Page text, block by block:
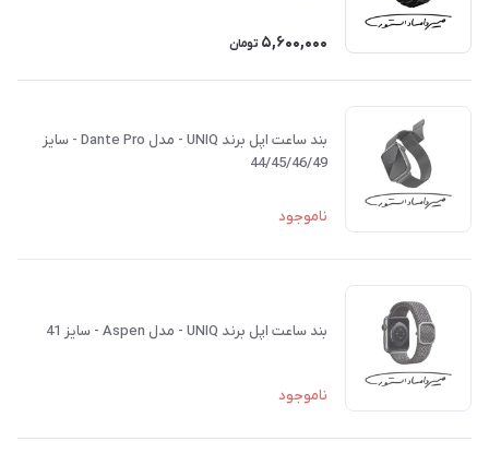
5,600,000 تومان
بند ساعت اپل برند UNIQ - مدل Dante Pro - سایز
44/45/46/49
ناموجود
بند ساعت اپل برند UNIQ - مدل Aspen - سایز 41
ناموجود